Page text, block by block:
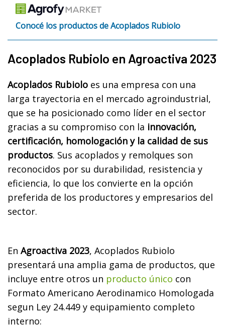
Conocé los productos de Acoplados Rubiolo
Acoplados Rubiolo en Agroactiva 2023
Acoplados Rubiolo es una empresa con una
larga trayectoria en el mercado agroindustrial,
que se ha posicionado como líder en el sector
gracias a su compromiso con la innovación,
certificación, homologación y la calidad de sus
productos. Sus acoplados y remolques son
reconocidos por su durabilidad, resistencia y
eficiencia, lo que los convierte en la opción
preferida de los productores y empresarios del
sector.
En Agroactiva 2023, Acoplados Rubiolo
presentará una amplia gama de productos, que
incluye entre otros un producto único con
Formato Americano Aerodinamico Homologada
segun Ley 24.449 y equipamiento completo
interno: